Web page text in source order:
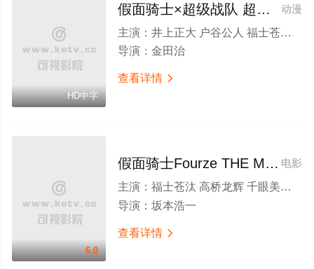
HD中字
动漫
假面骑士×超级战队 超级英雄大战
主演： 井上正大 户谷公人 福士苍汰 高桥龙辉 千眼美子 吉泽亮 坂田梨香子 富森贾斯汀 志保 土屋紫苑 渡部秀 高田里穗 奥田达士 秋山莉奈 石丸谦二郎 小泽亮太 山田裕贵 市道真央 清水一希 小池唯 池田纯矢 铃木胜大 马场良马 小宫有纱
导演： 金田治
查看详情 
6.0
电影
假面骑士Fourze THE MOVIE 大家一起宇宙来啦!
主演： 福士苍汰 高桥龙辉 千眼美子 吉泽亮 坂田梨香子
导演： 坂本浩一
查看详情 